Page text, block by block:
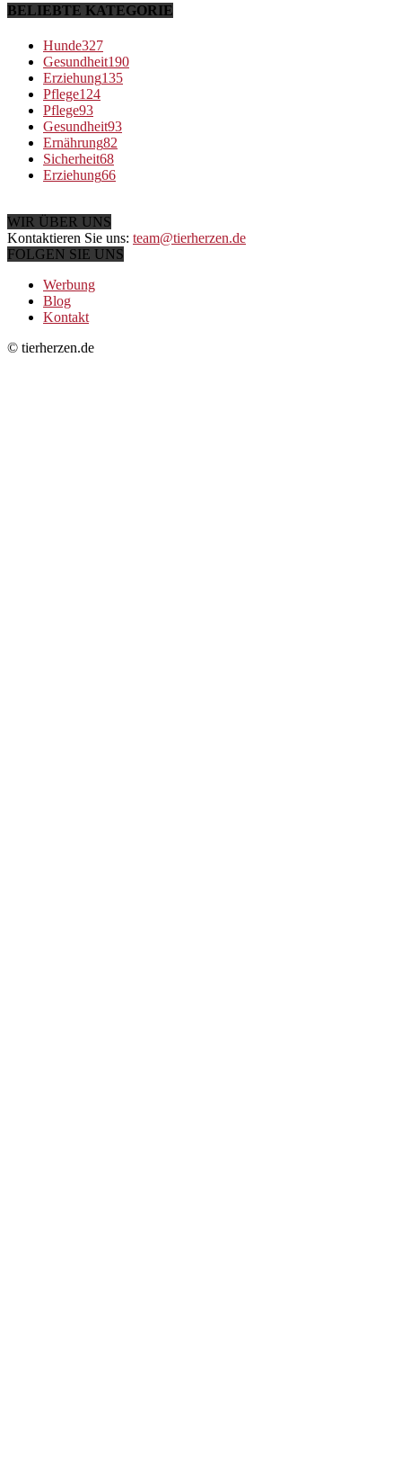
BELIEBTE KATEGORIE
Hunde327
Gesundheit190
Erziehung135
Pflege124
Pflege93
Gesundheit93
Ernährung82
Sicherheit68
Erziehung66
WIR ÜBER UNS
Kontaktieren Sie uns: team@tierherzen.de
FOLGEN SIE UNS
Werbung
Blog
Kontakt
© tierherzen.de